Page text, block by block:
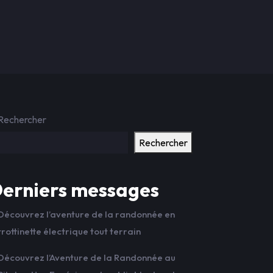
Rechercher
messages
l’aventure de la randonnée en
électrique tout terrain
l’Aventure de la Randonnée au